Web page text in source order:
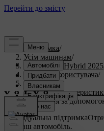
Підтримка/
Усім машинам/
V60 Plug-in Hybrid 2025
Посібник користувача/
Водіння/
Ходові
Керування за
Індивідуальна підтримка
про ваш автомобіль.